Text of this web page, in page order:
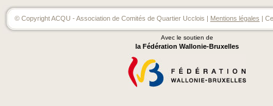
© Copyright ACQU - Association de Comités de Quartier Ucclois | Mentions légales |
Avec le soutien de
la Fédération Wallonie-Bruxelles